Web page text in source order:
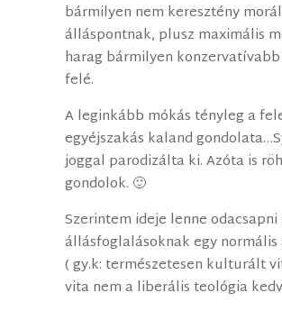
bármilyen nem keresztény
álláspontnak, plusz maximális
harag bármilyen
felé.
A leginkább mókás tényleg a
egyéjszakás kaland
joggal parodizálta ki. Azóta is
gondolok. 🙂
Szerintem ideje lenne
állásfoglalásoknak egy
( gy.k: természetesen kulturált
vita nem a liberális teológia